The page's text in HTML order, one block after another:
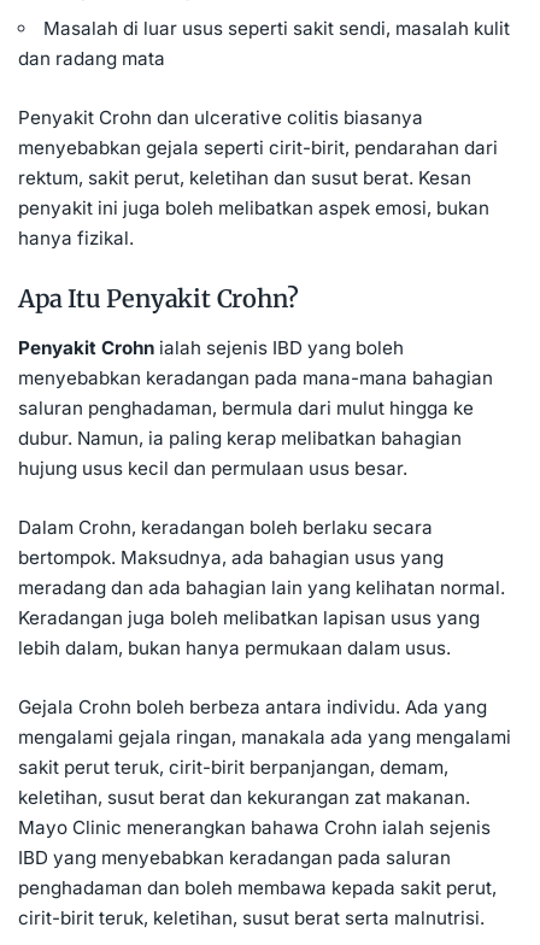
Masalah di luar usus seperti sakit sendi, masalah kulit
dan radang mata
Penyakit Crohn dan ulcerative colitis biasanya
menyebabkan gejala seperti cirit-birit, pendarahan dari
rektum, sakit perut, keletihan dan susut berat. Kesan
penyakit ini juga boleh melibatkan aspek emosi, bukan
hanya fizikal.
Apa Itu Penyakit Crohn?
Penyakit Crohn ialah sejenis IBD yang boleh
menyebabkan keradangan pada mana-mana bahagian
saluran penghadaman, bermula dari mulut hingga ke
dubur. Namun, ia paling kerap melibatkan bahagian
hujung usus kecil dan permulaan usus besar.
Dalam Crohn, keradangan boleh berlaku secara
bertompok. Maksudnya, ada bahagian usus yang
meradang dan ada bahagian lain yang kelihatan normal.
Keradangan juga boleh melibatkan lapisan usus yang
lebih dalam, bukan hanya permukaan dalam usus.
Gejala Crohn boleh berbeza antara individu. Ada yang
mengalami gejala ringan, manakala ada yang mengalami
sakit perut teruk, cirit-birit berpanjangan, demam,
keletihan, susut berat dan kekurangan zat makanan.
Mayo Clinic menerangkan bahawa Crohn ialah sejenis
IBD yang menyebabkan keradangan pada saluran
penghadaman dan boleh membawa kepada sakit perut,
cirit-birit teruk, keletihan, susut berat serta malnutrisi.